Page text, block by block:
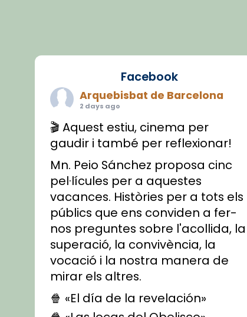
Facebook
Arquebisbat de Barcelona
2 days ago
🎬 Aquest estiu, cinema per
gaudir i també per reflexionar!
Mn. Peio Sánchez proposa cinc
pel·lícules per a aquestes
vacances. Històries per a tots els
públics que ens conviden a fer-
nos preguntes sobre l'acollida, la
superació, la convivència, la
vocació i la nostra manera de
mirar els altres.
🍿 «El día de la revelación»